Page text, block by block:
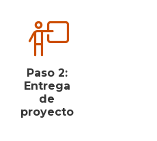
Paso 2:
Entrega
de
proyecto